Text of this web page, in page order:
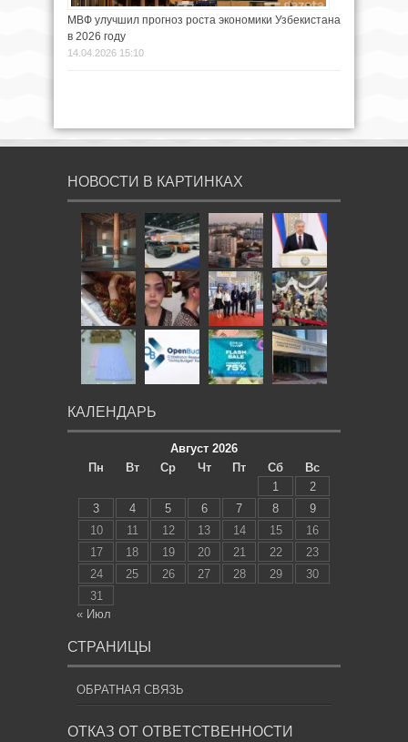
МВФ улучшил прогноз роста экономики Узбекистана
в 2026 году
14.04.2026 15:10
НОВОСТИ В КАРТИНКАХ
КАЛЕНДАРЬ
Август 2026
Пн
Вт Ср Чт Пт Сб
Вс
1
2
3
4 5 6 7 8
9
10
11 12 13 14 15
16
17
18 19 20 21 22
23
24
25 26 27 28 29
30
31
« Июл
СТРАНИЦЫ
ОБРАТНАЯ СВЯЗЬ
ОТКАЗ ОТ ОТВЕТСТВЕННОСТИ